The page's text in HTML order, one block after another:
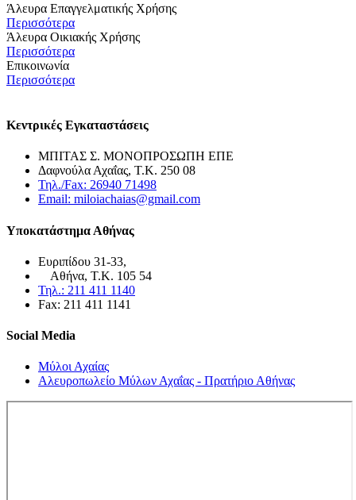
Άλευρα Επαγγελματικής Χρήσης
Περισσότερα
Άλευρα Οικιακής Χρήσης
Περισσότερα
Επικοινωνία
Περισσότερα
Κεντρικές Εγκαταστάσεις
ΜΠΙΤΑΣ Σ. ΜΟΝΟΠΡΟΣΩΠΗ ΕΠΕ
Δαφνούλα Αχαΐας, Τ.Κ. 250 08
Τηλ./Fax: 26940 71498
Email: miloiachaias@gmail.com
Υποκατάστημα Αθήνας
Ευριπίδου 31-33,
Αθήνα, Τ.Κ. 105 54
Τηλ.: 211 411 1140
Fax: 211 411 1141
Social Media
Μύλοι Αχαίας
Αλευροπωλείο Μύλων Αχαΐας - Πρατήριο Αθήνας